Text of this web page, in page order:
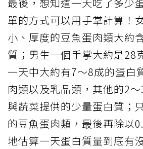
單的方式可以用手掌計算！
小、厚度的豆魚蛋肉類大約
質；男生一個手掌大約是28
一天中大約有7～8成的蛋白
肉類以及乳品類，其他的2
與蔬菜提供的少量蛋白質；
的豆魚蛋肉類，最後再除以
地估算一天蛋白質量到底有